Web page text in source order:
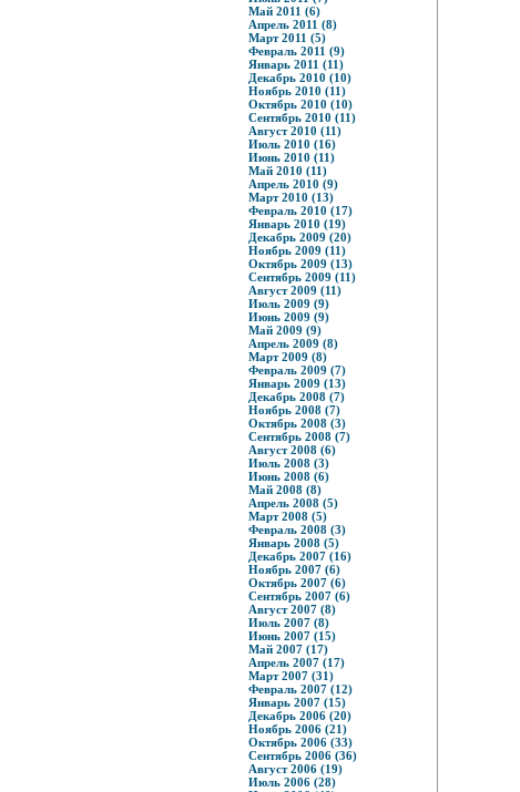
Май 2011 (6)
Апрель 2011 (8)
Март 2011 (5)
Февраль 2011 (9)
Январь 2011 (11)
Декабрь 2010 (10)
Ноябрь 2010 (11)
Октябрь 2010 (10)
Сентябрь 2010 (11)
Август 2010 (11)
Июль 2010 (16)
Июнь 2010 (11)
Май 2010 (11)
Апрель 2010 (9)
Март 2010 (13)
Февраль 2010 (17)
Январь 2010 (19)
Декабрь 2009 (20)
Ноябрь 2009 (11)
Октябрь 2009 (13)
Сентябрь 2009 (11)
Август 2009 (11)
Июль 2009 (9)
Июнь 2009 (9)
Май 2009 (9)
Апрель 2009 (8)
Март 2009 (8)
Февраль 2009 (7)
Январь 2009 (13)
Декабрь 2008 (7)
Ноябрь 2008 (7)
Октябрь 2008 (3)
Сентябрь 2008 (7)
Август 2008 (6)
Июль 2008 (3)
Июнь 2008 (6)
Май 2008 (8)
Апрель 2008 (5)
Март 2008 (5)
Февраль 2008 (3)
Январь 2008 (5)
Декабрь 2007 (16)
Ноябрь 2007 (6)
Октябрь 2007 (6)
Сентябрь 2007 (6)
Август 2007 (8)
Июль 2007 (8)
Июнь 2007 (15)
Май 2007 (17)
Апрель 2007 (17)
Март 2007 (31)
Февраль 2007 (12)
Январь 2007 (15)
Декабрь 2006 (20)
Ноябрь 2006 (21)
Октябрь 2006 (33)
Сентябрь 2006 (36)
Август 2006 (19)
Июль 2006 (28)